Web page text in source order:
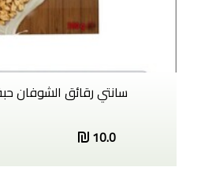
سانتي رقائق الشوفان حبة
10.0